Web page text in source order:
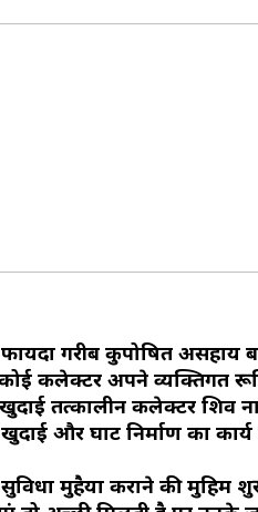
गरीब कुपोषित असहाय
कोई कलेक्टर अपने व्यक्तिगत
खुदाई तत्कालीन कलेक्टर शिव
और घाट निर्माण का
मुहैया कराने की मुहिम